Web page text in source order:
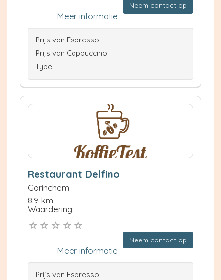
Neem contact op
Meer informatie
Prijs van Espresso
Prijs van Cappuccino
Type
Restaurant Delfino
Gorinchem
8.9 km
Waardering:
Neem contact op
Meer informatie
Prijs van Espresso